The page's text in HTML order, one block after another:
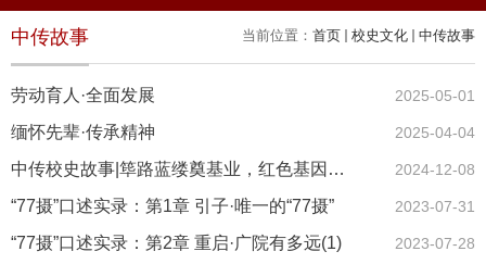
当前位置： 首页 校史文化 中传故事
中传故事
劳动育人·全面发展 2025-05-01
缅怀先辈·传承精神 2025-04-04
中传校史故事|筚路蓝缕奠基业，红色基因永传承 2024-12-08
“77摄”口述实录：第1章 引子·唯一的“77摄” 2023-07-31
“77摄”口述实录：第2章 重启·广院有多远(1) 2023-07-28